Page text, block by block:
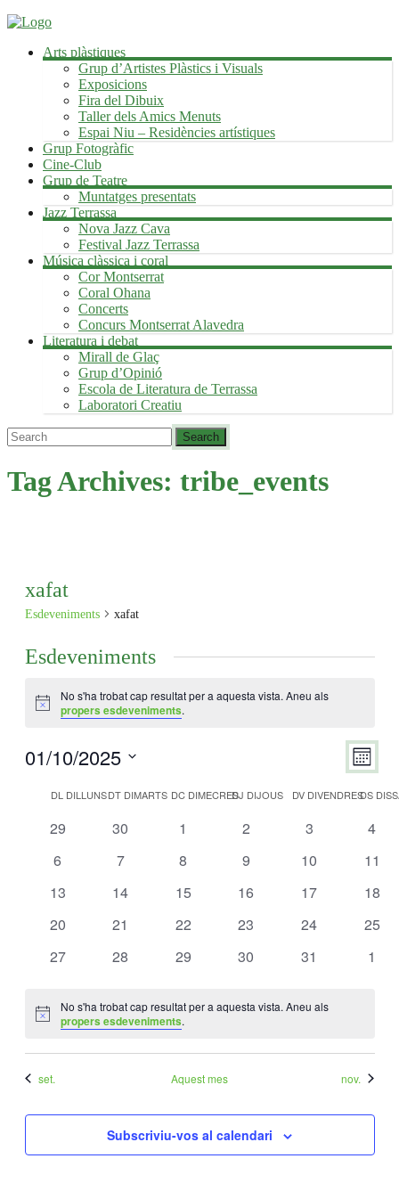
Arts plàstiques
Grup d’Artistes Plàstics i Visuals
Exposicions
Fira del Dibuix
Taller dels Amics Menuts
Espai Niu – Residències artístiques
Grup Fotogràfic
Cine-Club
Grup de Teatre
Muntatges presentats
Jazz Terrassa
Nova Jazz Cava
Festival Jazz Terrassa
Música clàssica i coral
Cor Montserrat
Coral Ohana
Concerts
Concurs Montserrat Alavedra
Literatura i debat
Mirall de Glaç
Grup d’Opinió
Escola de Literatura de Terrassa
Laboratori Creatiu
Tag Archives: tribe_events
xafat
Esdeveniments xafat
Esdeveniments
Avís
No s'ha trobat cap resultat per a aquesta vista. Aneu als
propers esdeveniments.
dede
Mes
01/10/2025
Calendari
DL DILLUNSDT DIMARTS DC DIMECRESDJ DIJOUS DV DIVENDRESDS
0
29
0
30
0
1
0
2
0
3
0
4
0
6
0
7
0
8
0
9
0
10
0
11
0
13
0
14
0
15
0
16
0
17
0
18
0
20
0
21
0
22
0
23
0
24
0
25
0
27
0
28
0
29
0
30
0
31
0
1
Avís
No s'ha trobat cap resultat per a aquesta vista. Aneu als
propers esdeveniments.
set. Aquest mes nov.
Subscriviu-vos al calendari